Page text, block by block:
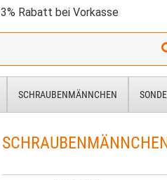
3% Rabatt bei Vorkasse
SCHRAUBENMÄNNCHEN